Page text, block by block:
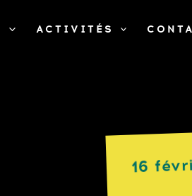
ACTIVITÉS
16